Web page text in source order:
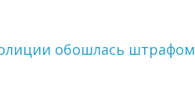
обошлась штрафом